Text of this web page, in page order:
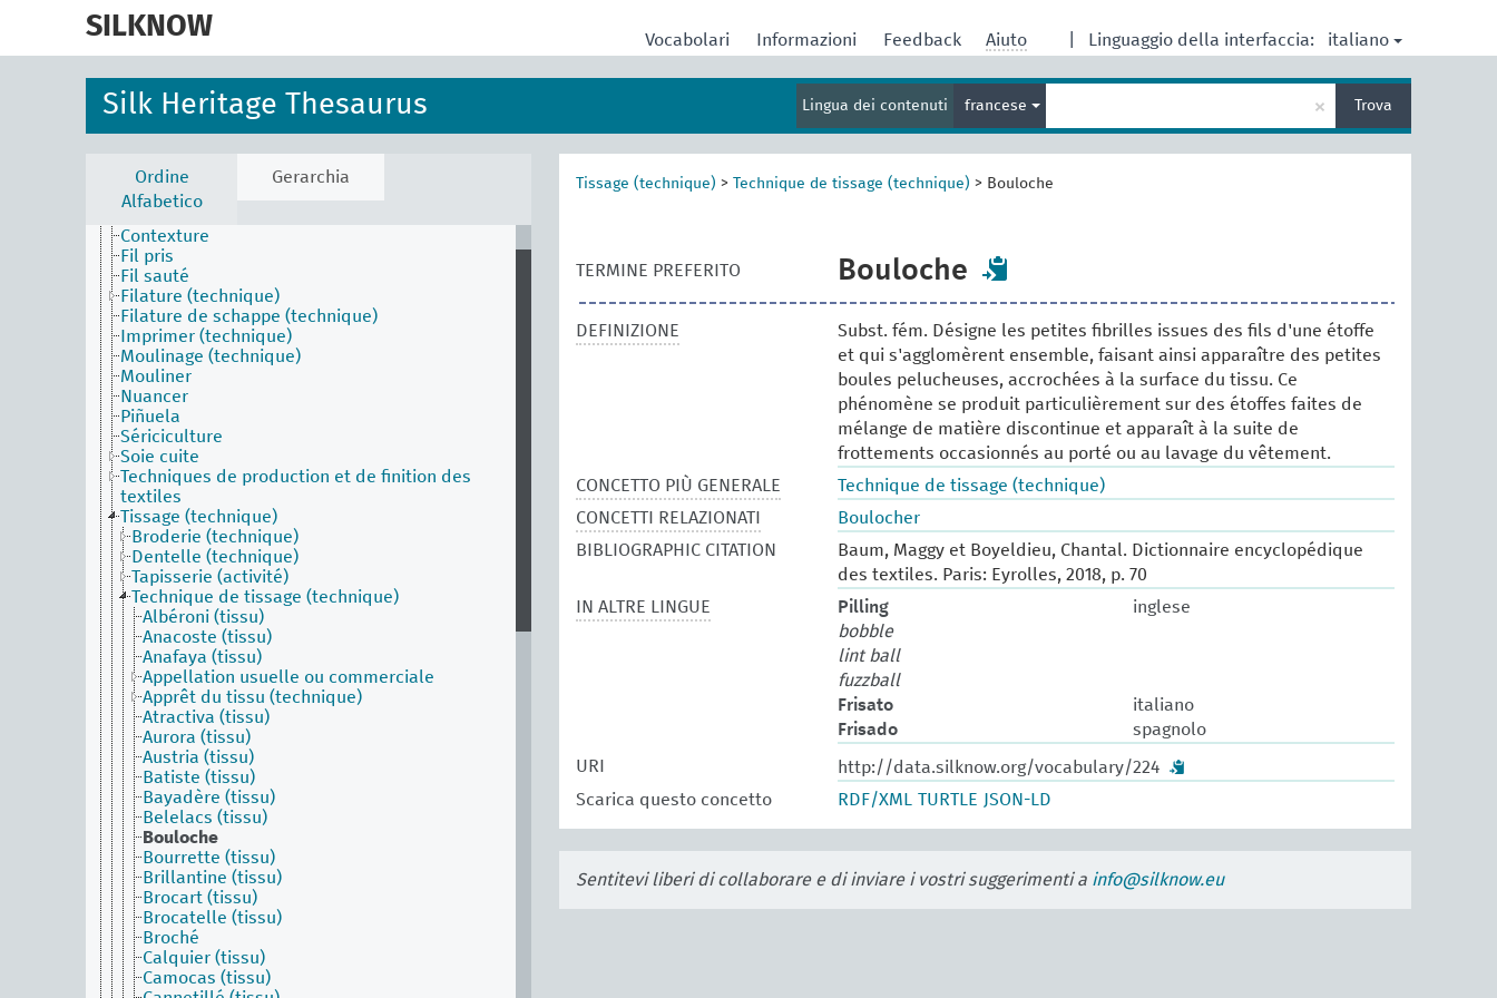
SILKNOW Linguaggio della interfaccia: italiano
Vocabolari Informazioni Feedback Aiuto
Silk Heritage Thesaurus Lingua dei contenuti francese
termine
per
la
× Trova
Ordine
Alfabetico
Gerarchia
Activities Facet (en)
Batik
Contexture
Fil pris
Fil sauté
Filature (technique)
Filature de schappe (technique)
Imprimer (technique)
Moulinage (technique)
Mouliner
Nuancer
Piñuela
Sériciculture
Soie cuite
Techniques de production et de finition des
textiles
Tissage (technique)
Broderie (technique)
Dentelle (technique)
Tapisserie (activité)
Technique de tissage (technique)
Albéroni (tissu)
Anacoste (tissu)
Anafaya (tissu)
Appellation usuelle ou commerciale
Apprêt du tissu (technique)
Atractiva (tissu)
Aurora (tissu)
Austria (tissu)
Batiste (tissu)
Bayadère (tissu)
Belelacs (tissu)
Bouloche
Bourrette (tissu)
Brillantine (tissu)
Brocart (tissu)
Brocatelle (tissu)
Broché
Calquier (tissu)
Camocas (tissu)
Tissage (technique) > Technique de tissage (technique) > Bouloche
TERMINE PREFERITO Bouloche
DEFINIZIONE
Subst. fém. Désigne les petites fibrilles issues des fils d'une étoffe
et qui s'agglomèrent ensemble, faisant ainsi apparaître des petites
boules pelucheuses, accrochées à la surface du tissu. Ce
phénomène se produit particulièrement sur des étoffes faites de
mélange de matière discontinue et apparaît à la suite de
frottements occasionnés au porté ou au lavage du vêtement.
CONCETTO PIÙ GENERALE
Technique de tissage (technique)
CONCETTI RELAZIONATI
Boulocher
BIBLIOGRAPHIC CITATION
Baum, Maggy et Boyeldieu, Chantal. Dictionnaire encyclopédique
des textiles. Paris: Eyrolles, 2018, p. 70
IN ALTRE LINGUE
Pilling
inglese
bobble
lint ball
fuzzball
Frisato
italiano
Frisado
spagnolo
URI
http://data.silknow.org/vocabulary/224
Scarica questo concetto
RDF/XML TURTLE JSON-LD
Sentitevi liberi di collaborare e di inviare i vostri suggerimenti a info@silknow.eu